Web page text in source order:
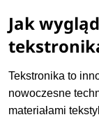
Jak
Tekstronika to
nowoczesne
materiałami